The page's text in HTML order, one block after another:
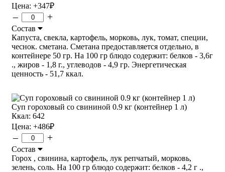
Цена: +347₽
– +
Состав
Капуста, свекла, картофель, морковь, лук, томат, специи,
чеснок. сметана. Сметана предоставляется отдельно, в
контейнере 50 гр. На 100 гр блюдо содержит: белков - 3,6г
., жиров - 1,8 г., углеводов - 4,9 гр. Энергетическая
ценность - 51,7 ккал.
Суп гороховый со свининой 0.9 кг (контейнер 1 л)
Ккал: 642
Цена: +486₽
– +
Состав
Горох , свинина, картофель, лук репчатый, морковь,
зелень, соль. На 100 гр блюдо содержит: белков - 4,2 г .,